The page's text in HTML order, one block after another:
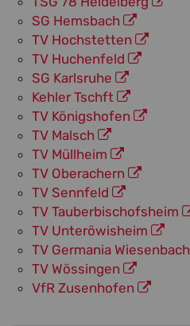
SG Hemsbach
TV Hochstetten
TV Huchenfeld
SG Karlsruhe
Kehler Tschft
TV Königshofen
TV Malsch
TV Müllheim
TV Oberachern
TV Sennfeld
TV Tauberbischofsheim
TV Unteröwisheim
TV Germania Wiesenbach
TV Wössingen
VfR Zusenhofen